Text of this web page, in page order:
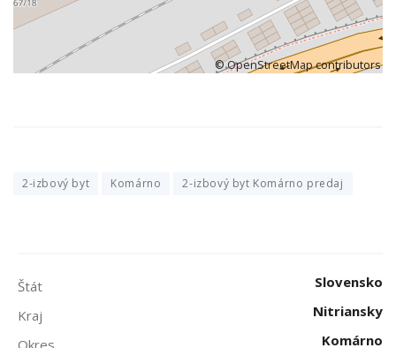
©OpenStreetMapcontributors
2-izbový byt Komárno 2-izbový byt Komárno predaj
Štát
Slovensko
Kraj
Nitriansky
Okres
Komárno